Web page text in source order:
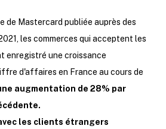
de Mastercard publiée auprès des
les commerces qui acceptent les
enregistré une croissance
d'affaires en France au cours de
augmentation de 28% par
les clients étrangers